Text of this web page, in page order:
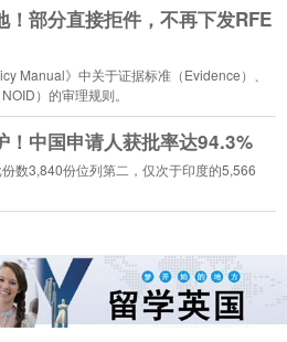
！部分直接拒件，不再下发RFE
Manual》中关于证据标准（Evidence）、
）的审理规则。
！中国申请人获批率达94.3%
数3,840份位列第二，仅次于印度的5,566